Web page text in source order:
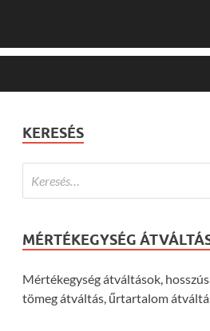
KERESÉS
MÉRTÉKEGYSÉG
Mértékegység átváltások,
tömeg átváltás, űrtartalom